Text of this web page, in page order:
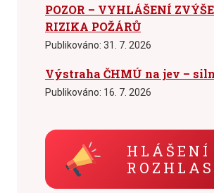
POZOR – VYHLÁŠENÍ
RIZIKA POŽÁRŮ
Publikováno: 31. 7. 2026
Výstraha ČHMÚ na jev –
Publikováno: 16. 7. 2026
HLÁŠENÍ